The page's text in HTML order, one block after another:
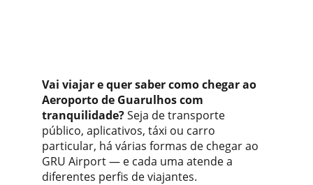
Vai viajar e quer saber como chegar ao
Aeroporto de Guarulhos com
tranquilidade? Seja de transporte
público, aplicativos, táxi ou carro
particular, há várias formas de chegar ao
GRU Airport — e cada uma atende a
diferentes perfis de viajantes.